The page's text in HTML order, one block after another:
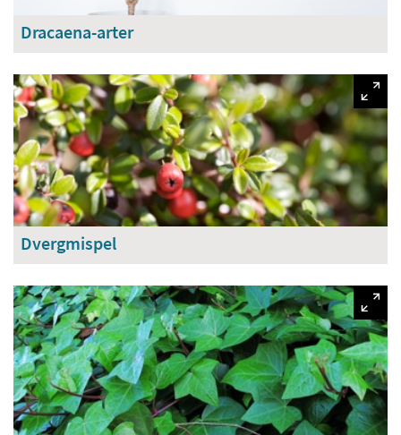
Dracaena-arter
Dvergmispel